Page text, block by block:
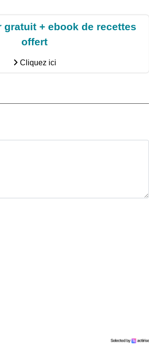
gratuit + ebook de recettes
offert
Cliquez ici